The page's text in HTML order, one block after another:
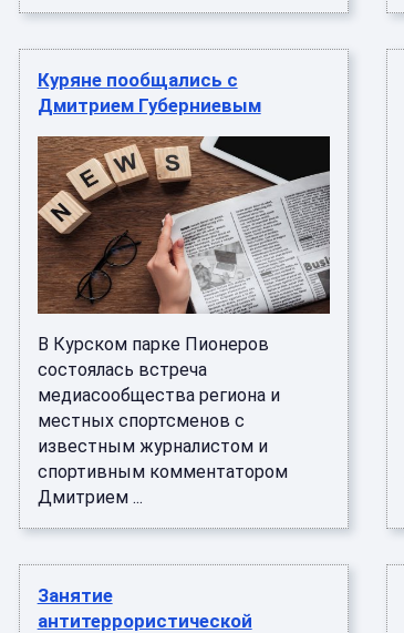
Куряне пообщались с
Дмитрием Губерниевым
В Курском парке Пионеров
состоялась встреча
медиасообщества региона и
местных спортсменов с
известным журналистом и
спортивным комментатором
Дмитрием ...
Занятие
антитеррористической